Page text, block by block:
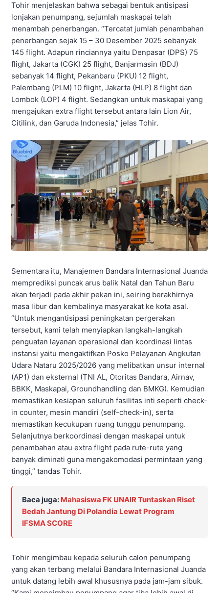
Tohir menjelaskan bahwa sebagai bentuk antisipasi
lonjakan penumpang, sejumlah maskapai telah
menambah penerbangan. “Tercatat jumlah penambahan
penerbangan sejak 15 – 30 Desember 2025 sebanyak
145 flight. Adapun rinciannya yaitu Denpasar (DPS) 75
flight, Jakarta (CGK) 25 flight, Banjarmasin (BDJ)
sebanyak 14 flight, Pekanbaru (PKU) 12 flight,
Palembang (PLM) 10 flight, Jakarta (HLP) 8 flight dan
Lombok (LOP) 4 flight. Sedangkan untuk maskapai yang
mengajukan extra flight tersebut antara lain Lion Air,
Citilink, dan Garuda Indonesia,” jelas Tohir.
Sementara itu, Manajemen Bandara Internasional Juanda
memprediksi puncak arus balik Natal dan Tahun Baru
akan terjadi pada akhir pekan ini, seiring berakhirnya
masa libur dan kembalinya masyarakat ke kota asal.
“Untuk mengantisipasi peningkatan pergerakan
tersebut, kami telah menyiapkan langkah-langkah
penguatan layanan operasional dan koordinasi lintas
instansi yaitu mengaktifkan Posko Pelayanan Angkutan
Udara Nataru 2025/2026 yang melibatkan unsur internal
(AP1) dan eksternal (TNI AL, Otoritas Bandara, Airnav,
BBKK, Maskapai, Groundhandling dan BMKG). Kemudian
memastikan kesiapan seluruh fasilitas inti seperti check-
in counter, mesin mandiri (self-check-in), serta
memastikan kecukupan ruang tunggu penumpang.
Selanjutnya berkoordinasi dengan maskapai untuk
penambahan atau extra flight pada rute-rute yang
banyak diminati guna mengakomodasi permintaan yang
tinggi,” tandas Tohir.
Baca juga: Mahasiswa FK UNAIR Tuntaskan Riset
Bedah Jantung Di Polandia Lewat Program
IFSMA SCORE
Tohir mengimbau kepada seluruh calon penumpang
yang akan terbang melalui Bandara Internasional Juanda
untuk datang lebih awal khususnya pada jam-jam sibuk.